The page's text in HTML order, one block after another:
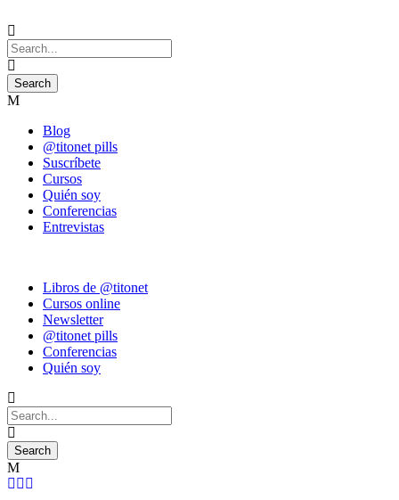
Blog
@titonet pills
Suscríbete
Cursos
Quién soy
Conferencias
Entrevistas
Libros de @titonet
Cursos online
Newsletter
@titonet pills
Conferencias
Quién soy